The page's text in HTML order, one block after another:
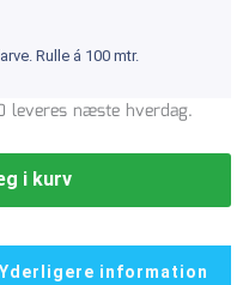
Rulle á 100 mtr.
leveres næste hverdag.
i kurv
Yderligere information